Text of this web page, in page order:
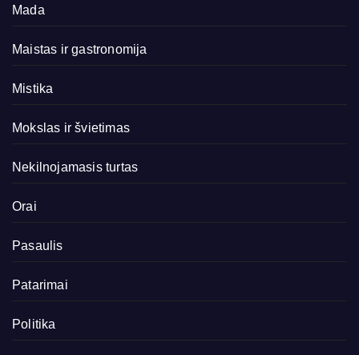
Mada
Maistas ir gastronomija
Mistika
Mokslas ir švietimas
Nekilnojamasis turtas
Orai
Pasaulis
Patarimai
Politika